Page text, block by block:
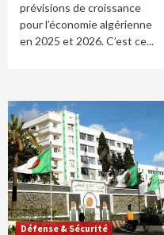
prévisions de croissance
pour l’économie algérienne
en 2025 et 2026. C’est ce...
Défense & Sécurité